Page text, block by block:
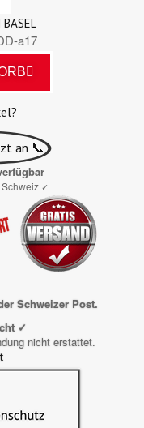
BASEL
a17
an 📞
✓
Schweizer Post.
✓
nicht erstattet.